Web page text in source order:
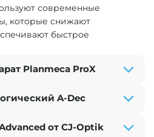
современные
которые снижают
быстрое
Planmeca ProX
A-Dec
от CJ-Optik